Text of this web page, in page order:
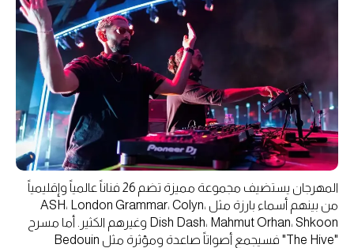
المهرجان يستضيف مجموعة مميزة تضم 26 فناناً عالمياً وإقليمياً
من بينهم أسماء بارزة مثل ASH، London Grammar، Colyn،
Dish Dash، Mahmut Orhan، Shkoon وغيرهم الكثير. أما مسرح
"The Hive" فسيجمع أصواتاً صاعدة ومؤثرة مثل Bedouin